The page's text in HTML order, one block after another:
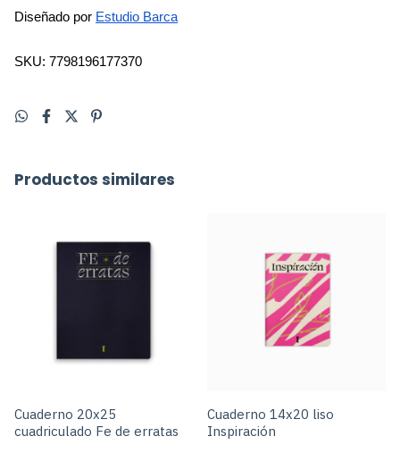
Diseñado por Estudio Barca
SKU: 7798196177370
Productos similares
Cuaderno 20x25
cuadriculado Fe de erratas
Cuaderno 14x20 liso
Inspiración